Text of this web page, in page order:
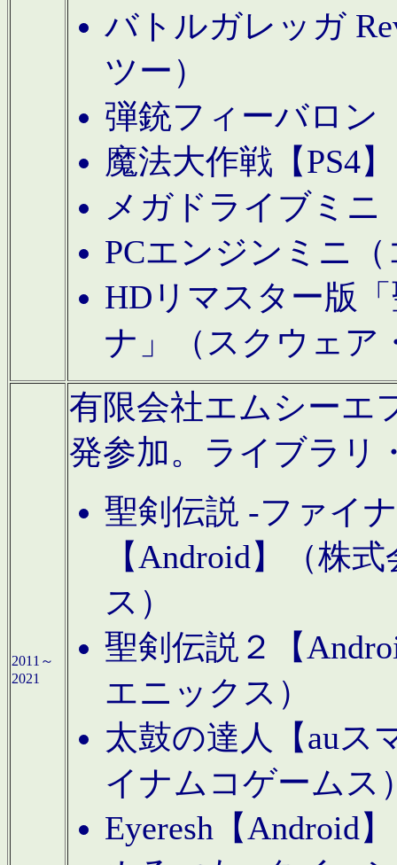
バトルガレッガ
ツー）
弾銃フィーバロン
魔法大作戦【PS4
メガドライブミニ
PCエンジンミニ
HDリマスター版
ナ」（スクウェア
2011～
2021
有限会社エムシーエ
発参加。ライブラリ
聖剣伝説 -ファイ
【Android】（株
ス）
聖剣伝説２【
エニックス）
太鼓の達人【auス
イナムコゲームス
Eyeresh【Android